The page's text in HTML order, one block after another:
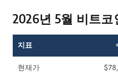
2026년 5월 비트코
지표
현재가